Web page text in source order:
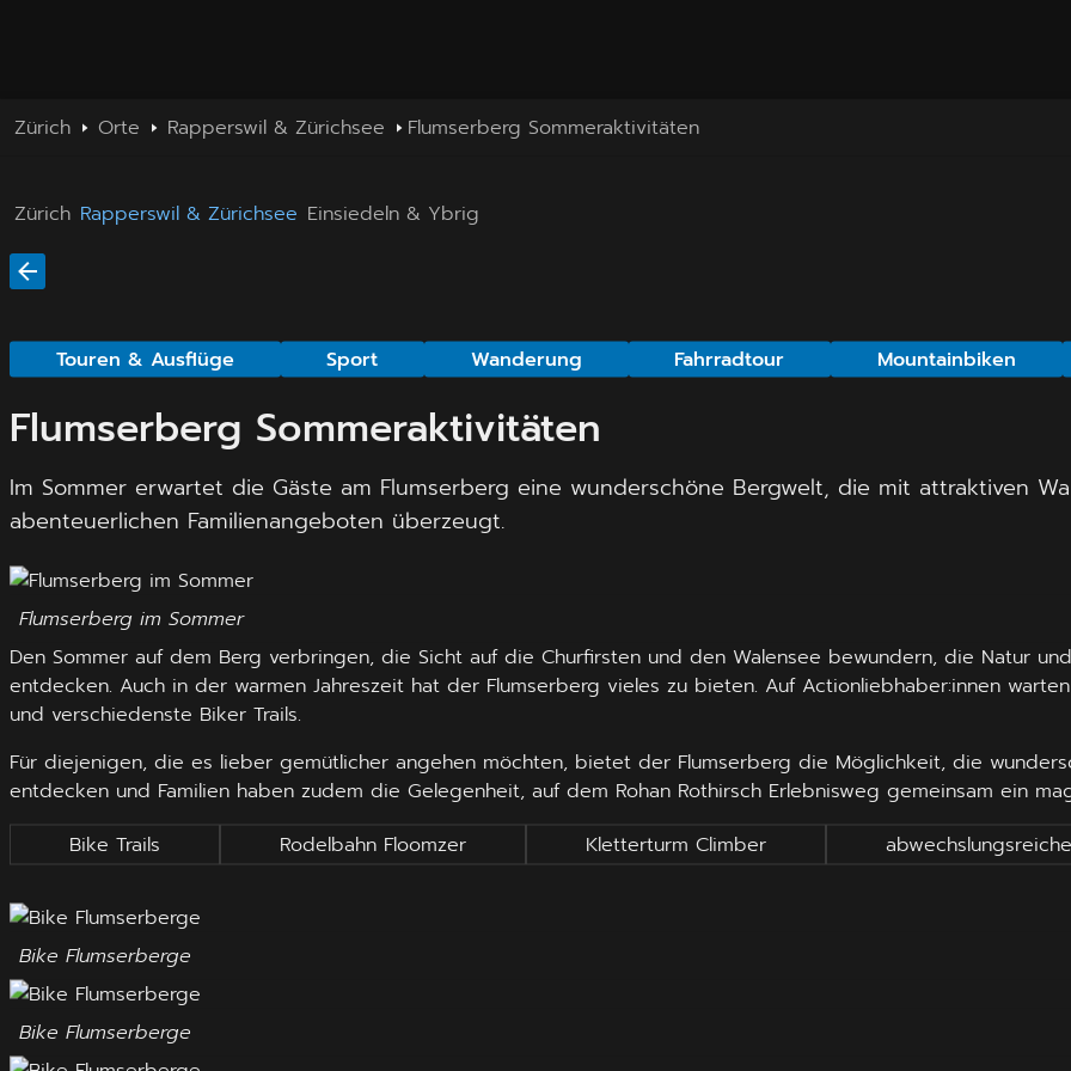
Zürich Orte Rapperswil & Zürichsee Flumserberg Sommeraktivitäten
Zürich Rapperswil & Zürichsee Einsiedeln & Ybrig
Touren & Ausflüge Sport Wanderung Fahrradtour Mountainbiken
Flumserberg Sommeraktivitäten
Im Sommer erwartet die Gäste am Flumserberg eine wunderschöne Bergwelt, die mit attraktiven
abenteuerlichen Familienangeboten überzeugt.
Flumserberg im Sommer
Den Sommer auf dem Berg verbringen, die Sicht auf die Churfirsten und den Walensee bewundern, die Natur
entdecken. Auch in der warmen Jahreszeit hat der Flumserberg vieles zu bieten. Auf Actionliebhaber:innen
und verschiedenste Biker Trails.
Für diejenigen, die es lieber gemütlicher angehen möchten, bietet der Flumserberg die Möglichkeit, die
entdecken und Familien haben zudem die Gelegenheit, auf dem Rohan Rothirsch Erlebnisweg gemeinsam ein
Bike Trails
Rodelbahn Floomzer Kletterturm Climber
Bike Flumserberge
Bike Flumserberge